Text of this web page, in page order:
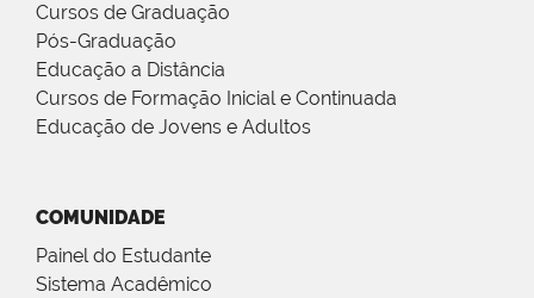
Cursos de Graduação
Pós-Graduação
Educação a Distância
Cursos de Formação Inicial e Continuada
Educação de Jovens e Adultos
COMUNIDADE
Painel do Estudante
Sistema Acadêmico